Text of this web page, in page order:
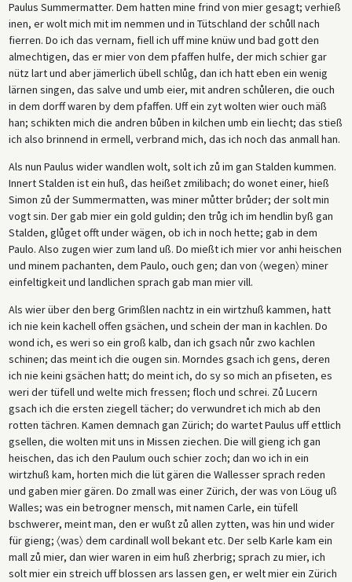
Paulus Summermatter. Dem hatten mine frind von mier gesagt; verhieß
inen, er wolt mich mit im nemmen und in Tütschland der schůll nach
fierren. Do ich das vernam, fiell ich uff mine knüw und bad gott den
almechtigen, das er mier von dem pfaffen hulfe, der mich schier gar
nütz lart und aber jämerlich übell schlůg, dan ich hatt eben ein wenig
lärnen singen, das salve und umb eier, mit andren schůleren, die ouch
in dem dorff waren by dem pfaffen. Uff ein zyt wolten wier ouch mäß
han; schikten mich die andren bůben in kilchen umb ein liecht; das stieß
ich also brinnend in ermell, verbrand mich, das ich noch das anmall han.
Als nun Paulus wider wandlen wolt, solt ich zů im gan Stalden kummen.
Innert Stalden ist ein huß, das heißet zmilibach; do wonet einer, hieß
Simon zů der Summermatten, was miner můtter brůder; der solt min
vogt sin. Der gab mier ein gold guldin; den trůg ich im hendlin byß gan
Stalden, glůget offt under wägen, ob ich in noch hette; gab in dem
Paulo. Also zugen wier zum land uß. Do mießt ich mier vor anhi heischen
und minem pachanten, dem Paulo, ouch gen; dan von 〈wegen〉 miner
einfeltigkeit und landlichen sprach gab man mier vill.
Als wier über den berg Grimßlen nachtz in ein wirtzhuß kammen, hatt
ich nie kein kachell offen gsächen, und schein der man in kachlen. Do
wond ich, es weri so ein groß kalb, dan ich gsach nůr zwo kachlen
schinen; das meint ich die ougen sin. Morndes gsach ich gens, deren
ich nie keini gsächen hatt; do meint ich, do sy so mich an pfiseten, es
weri der tüfell und welte mich fressen; floch und schrei. Zů Lucern
gsach ich die ersten ziegell tächer; do verwundret ich mich ab den
rotten tächren. Kamen demnach gan Zürich; do wartet Paulus uff ettlich
gsellen, die wolten mit uns in Missen ziechen. Die will gieng ich gan
heischen, das ich den Paulum ouch schier zoch; dan wo ich in ein
wirtzhuß kam, horten mich die lüt gären die Wallesser sprach reden
und gaben mier gären. Do zmall was einer Zürich, der was von Löug uß
Walles; was ein betrogner mensch, mit namen Carle, ein tüfell
bschwerer, meint man, den er wußt zů allen zytten, was hin und wider
für gieng; 〈was〉 dem cardinall woll bekant etc. Der selb Karle kam ein
mall zů mier, dan wier waren in eim huß zherbrig; sprach zu mier, ich
solt mier ein streich uff blossen ars lassen gen, er welt mier ein Zürich